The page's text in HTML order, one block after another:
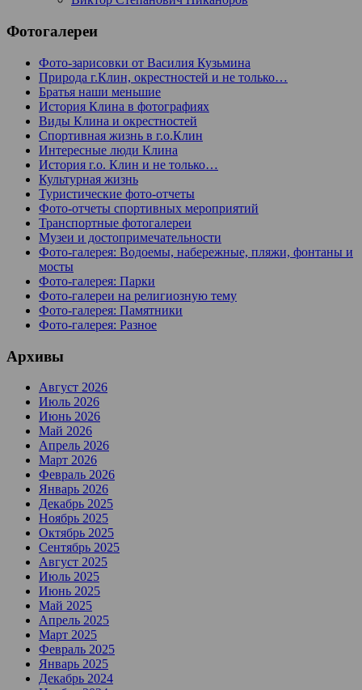
Фотогалереи
Фото-зарисовки от Василия Кузьмина
Природа г.Клин, окрестностей и не только…
Братья наши меньшие
История Клина в фотографиях
Виды Клина и окрестностей
Спортивная жизнь в г.о.Клин
Интересные люди Клина
История г.о. Клин и не только…
Культурная жизнь
Туристические фото-отчеты
Фото-отчеты спортивных мероприятий
Транспортные фотогалереи
Музеи и достопримечательности
Фото-галерея: Водоемы, набережные, пляжи, фонтаны и
мосты
Фото-галерея: Парки
Фото-галереи на религиозную тему
Фото-галерея: Памятники
Фото-галерея: Разное
Архивы
Август 2026
Июль 2026
Июнь 2026
Май 2026
Апрель 2026
Март 2026
Февраль 2026
Январь 2026
Декабрь 2025
Ноябрь 2025
Октябрь 2025
Сентябрь 2025
Август 2025
Июль 2025
Июнь 2025
Май 2025
Апрель 2025
Март 2025
Февраль 2025
Январь 2025
Декабрь 2024